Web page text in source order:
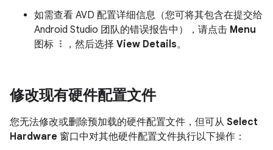
如需查看 AVD 配置详细信息（您可将其包含在提交给
Android Studio 团队的错误报告中），请点击 Menu
图标
，然后选择View Details。
修改现有硬件配置文件
您无法修改或删除预加载的硬件配置文件，但可从 Select
Hardware 窗口中对其他硬件配置文件执行以下操作：